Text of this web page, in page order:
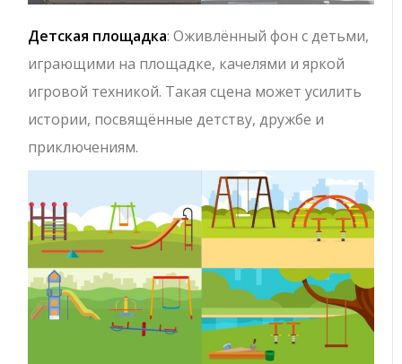
Детская площадка: Оживлённый фон с детьми,
играющими на площадке, качелями и яркой
игровой техникой. Такая сцена может усилить
истории, посвящённые детству, дружбе и
приключениям.